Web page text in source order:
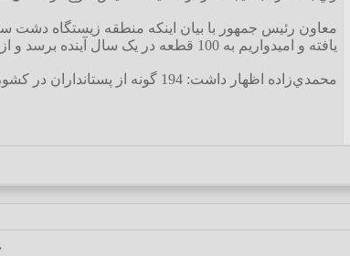
معاون رئيس جمهور با بيان اينکه منطقه زيستگاه دشت
يافته و اميدواريم به 100 قطعه در يک سال آينده برسد و از خطر نابودي نجات يابد.
محمدي‌زاده اظهار داشت: 194 گونه از پستانداران در کشور وجود دارد که 54 مورد آن يعني 27 درصد ‌کل اين گونه‌ها مربوط به استان آذربايجان‌ غربي است.